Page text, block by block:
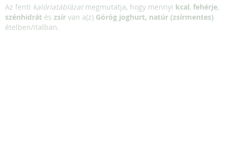
Az fenti kalóriatáblázatmegmutatja, hogy mennyi kcal, fehérje,
szénhidrát és zsír van a(z) Görög joghurt, natúr (zsírmentes)
ételben/italban.